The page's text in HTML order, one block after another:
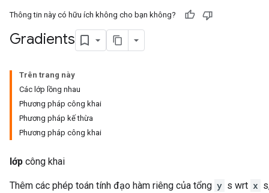
Thông tin này có hữu ích không cho bạn không?
Gradients
Trên trang này
Các lớp lồng nhau
Phương pháp công khai
Phương pháp kế thừa
Phương pháp công khai
lớp công khai
Thêm các phép toán tính đạo hàm riêng của tổng y s wrt x